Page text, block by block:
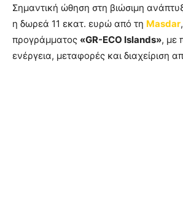
Σημαντική ώθηση στη βιώσιμη
η δωρεά 11 εκατ. ευρώ από τη Masdar
προγράμματος «GR-ECO Islands», με
ενέργεια, μεταφορές και διαχείριση